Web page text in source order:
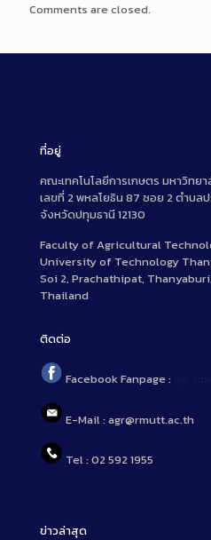
Comments are closed.
ที่อยู่
คณะเทคโนโลยีการเกษตร มหาวิทย
เลขที่ 2 พหลโยธิน 87 ซอย 2 ตำบล
จังหวัดปทุมธานี 12130
Faculty of Agricultural
University of Technology
Soi 2, Prachathipat,
Thailand
ติดต่อ
Facebook Fanpage :
E-Mail : agr@rmutt.ac.th
Tel : 02 592 1955
ข่าวล่าสุด